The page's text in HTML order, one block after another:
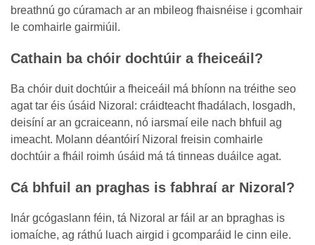
breathnú go cúramach ar an mbileog fhaisnéise i gcomhair
le comhairle gairmiúil.
Cathain ba chóir dochtúir a fheiceáil?
Ba chóir duit dochtúir a fheiceáil má bhíonn na tréithe seo
agat tar éis úsáid Nizoral: cráidteacht fhadálach, losgadh,
deisíní ar an gcraiceann, nó iarsmaí eile nach bhfuil ag
imeacht. Molann déantóirí Nizoral freisin comhairle
dochtúir a fháil roimh úsáid má tá tinneas duáilce agat.
Cá bhfuil an praghas is fabhraí ar Nizoral?
Inár gcógaslann féin, tá Nizoral ar fáil ar an bpraghas is
iomaíche, ag ráthú luach airgid i gcomparáid le cinn eile.